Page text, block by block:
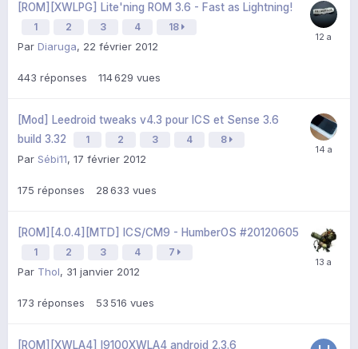
[ROM][XWLPG] Lite'ning ROM 3.6 - Fast as Lightning!
1 2 3 4 18
Par Diaruga, 22 février 2012
443 réponses 114 629 vues
[Mod] Leedroid tweaks v4.3 pour ICS et Sense 3.6
build 3.32
1 2 3 4 8
Par Sébi11, 17 février 2012
175 réponses 28 633 vues
[ROM][4.0.4][MTD] ICS/CM9 - HumberOS #20120605
1 2 3 4 7
Par Thol, 31 janvier 2012
173 réponses 53 516 vues
[ROM][XWLA4] I9100XWLA4 android 2.3.6